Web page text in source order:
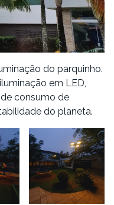
do parquinho.
em LED,
consumo de
do planeta.